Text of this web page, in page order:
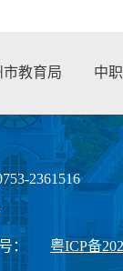
市教育局 中
2361516
： 粤ICP备